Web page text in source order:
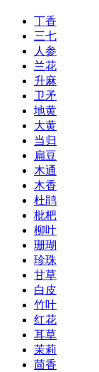
丁香
三七
人参
兰花
升麻
卫矛
地黄
大黄
当归
扁豆
木通
木香
杜鹃
枇杷
柳叶
珊瑚
珍珠
甘草
白皮
竹叶
红花
耳草
茉莉
茴香